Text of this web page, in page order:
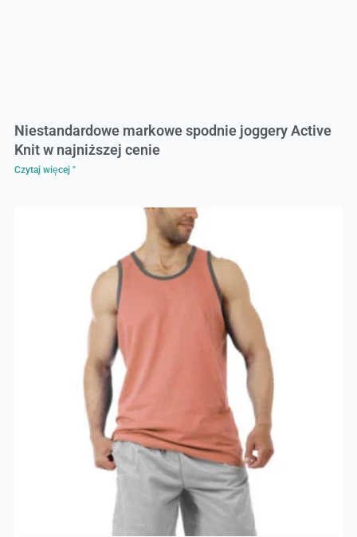
Niestandardowe markowe spodnie joggery Active
Knit w najniższej cenie
Czytaj więcej "